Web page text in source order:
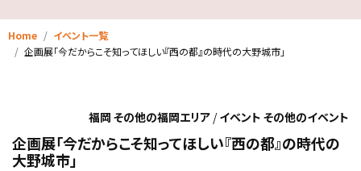
Home
イベント一覧
企画展「今だからこそ知ってほしい『西の都』の時代の大野城市」
福岡 その他の福岡エリア /イベント その他のイベント
企画展「今だからこそ知ってほしい『西の都』の時代の
大野城市」